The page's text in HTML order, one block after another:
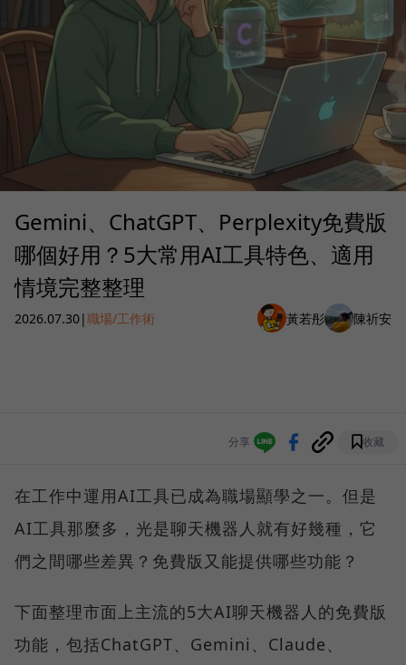
Gemini、ChatGPT、Perplexity免費版
哪個好用？5大常用AI工具特色、適用
情境完整整理
2026.07.30|職場/工作術 黃若彤 陳祈安
分享 收藏
在工作中運用AI工具已成為職場顯學之一。但是
AI工具那麼多，光是聊天機器人就有好幾種，它
們之間哪些差異？免費版又能提供哪些功能？
下面整理市面上主流的5大AI聊天機器人的免費版
功能，包括ChatGPT、Gemini、Claude、